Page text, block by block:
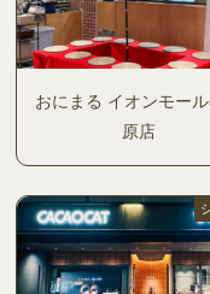
おにまる イオンモー
原店